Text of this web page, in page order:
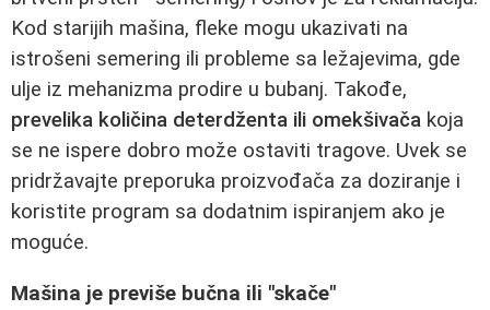
Kod starijih mašina, fleke mogu ukazivati na
istrošeni semering ili probleme sa ležajevima, gde
ulje iz mehanizma prodire u bubanj. Takođe,
prevelika količina deterdženta ili omekšivača koja
se ne ispere dobro može ostaviti tragove. Uvek se
pridržavajte preporuka proizvođača za doziranje i
koristite program sa dodatnim ispiranjem ako je
moguće.
Mašina je previše bučna ili "skače"